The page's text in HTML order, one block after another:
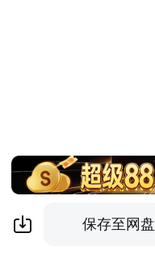
保存至网盘